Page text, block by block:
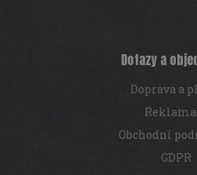
Dotazy a
Doprava a
Obchodní
GDPR